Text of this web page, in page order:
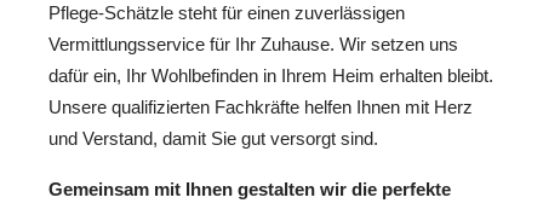
Pflege-Schätzle steht für einen zuverlässigen
Vermittlungsservice für Ihr Zuhause. Wir setzen uns
dafür ein, Ihr Wohlbefinden in Ihrem Heim erhalten bleibt.
Unsere qualifizierten Fachkräfte helfen Ihnen mit Herz
und Verstand, damit Sie gut versorgt sind.
Gemeinsam mit Ihnen gestalten wir die perfekte